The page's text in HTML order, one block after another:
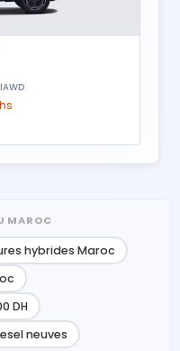
MAROC
hybrides Maroc
DH
neuves